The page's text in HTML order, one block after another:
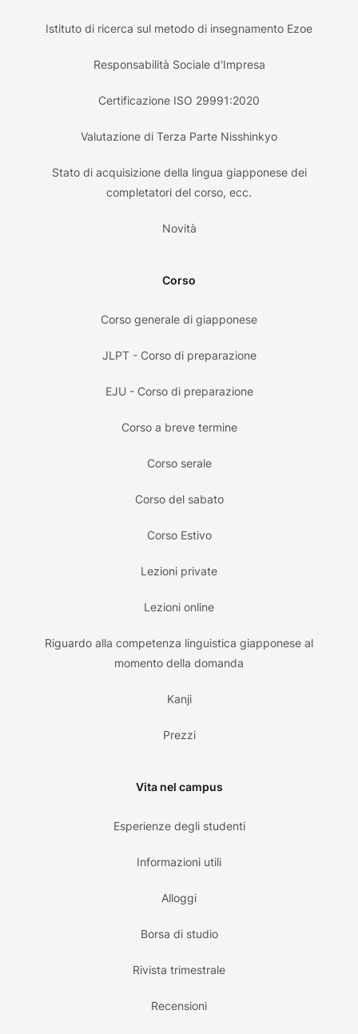
Istituto di ricerca sul metodo di insegnamento Ezoe
Responsabilità Sociale d'Impresa
Certificazione ISO 29991:2020
Valutazione di Terza Parte Nisshinkyo
Stato di acquisizione della lingua giapponese dei
completatori del corso, ecc.
Novità
Corso
Corso generale di giapponese
JLPT - Corso di preparazione
EJU - Corso di preparazione
Corso a breve termine
Corso serale
Corso del sabato
Corso Estivo
Lezioni private
Lezioni online
Riguardo alla competenza linguistica giapponese al
momento della domanda
Kanji
Prezzi
Vita nel campus
Esperienze degli studenti
Informazioni utili
Alloggi
Borsa di studio
Rivista trimestrale
Recensioni